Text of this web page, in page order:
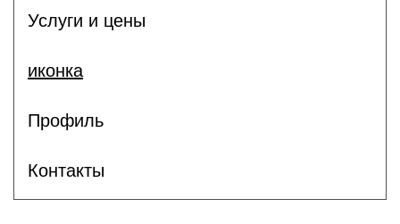
Услуги и цены
иконка
Профиль
Контакты